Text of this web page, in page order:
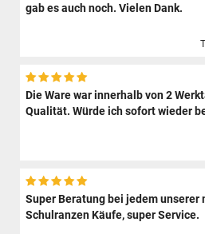
gab es auch noch. Vielen Dank.
Die Ware war innerhalb von 2
Qualität. Würde ich sofort wieder
Super Beratung bei jedem
Schulranzen Käufe, super Service.